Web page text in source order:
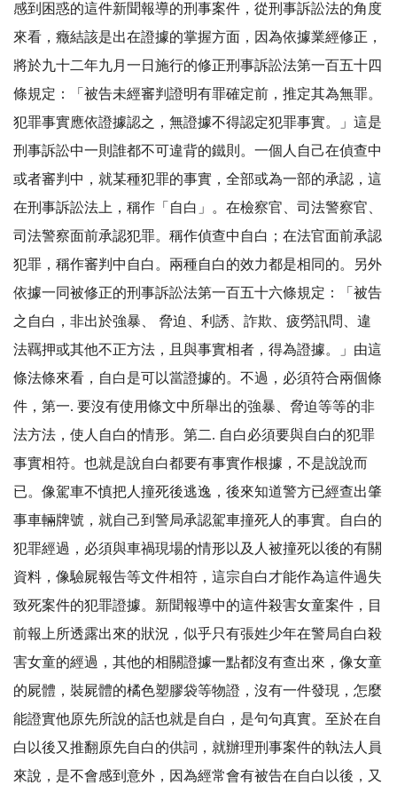
感到困惑的這件新聞報導的刑事案件，從刑事訴訟法的角度
來看，癥結該是出在證據的掌握方面，因為依據業經修正，
將於九十二年九月一日施行的修正刑事訴訟法第一百五十四
條規定：「被告未經審判證明有罪確定前，推定其為無罪。
犯罪事實應依證據認之，無證據不得認定犯罪事實。」這是
刑事訴訟中一則誰都不可違背的鐵則。一個人自己在偵查中
或者審判中，就某種犯罪的事實，全部或為一部的承認，這
在刑事訴訟法上，稱作「自白」。在檢察官、司法警察官、
司法警察面前承認犯罪。稱作偵查中自白；在法官面前承認
犯罪，稱作審判中自白。兩種自白的效力都是相同的。另外
依據一同被修正的刑事訴訟法第一百五十六條規定：「被告
之自白，非出於強暴、 脅迫、利誘、詐欺、疲勞訊問、違
法羈押或其他不正方法，且與事實相者，得為證據。」由這
條法條來看，自白是可以當證據的。不過，必須符合兩個條
件，第一. 要沒有使用條文中所舉出的強暴、脅迫等等的非
法方法，使人自白的情形。第二. 自白必須要與自白的犯罪
事實相符。也就是說自白都要有事實作根據，不是說說而
已。像駕車不慎把人撞死後逃逸，後來知道警方已經查出肇
事車輛牌號，就自己到警局承認駕車撞死人的事實。自白的
犯罪經過，必須與車禍現場的情形以及人被撞死以後的有關
資料，像驗屍報告等文件相符，這宗自白才能作為這件過失
致死案件的犯罪證據。新聞報導中的這件殺害女童案件，目
前報上所透露出來的狀況，似乎只有張姓少年在警局自白殺
害女童的經過，其他的相關證據一點都沒有查出來，像女童
的屍體，裝屍體的橘色塑膠袋等物證，沒有一件發現，怎麼
能證實他原先所說的話也就是自白，是句句真實。至於在自
白以後又推翻原先自白的供詞，就辦理刑事案件的執法人員
來說，是不會感到意外，因為經常會有被告在自白以後，又